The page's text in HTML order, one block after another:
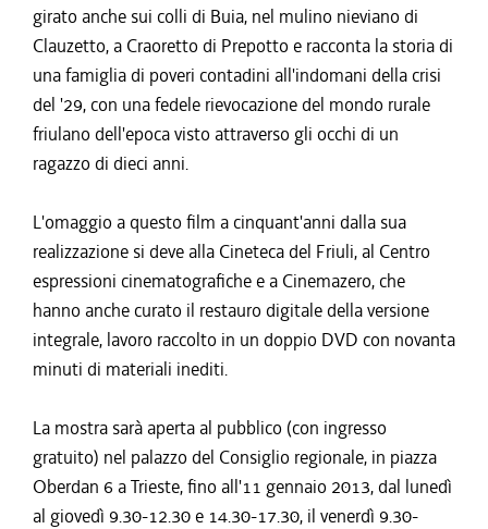
girato anche sui colli di Buia, nel mulino nieviano di
Clauzetto, a Craoretto di Prepotto e racconta la storia di
una famiglia di poveri contadini all'indomani della crisi
del '29, con una fedele rievocazione del mondo rurale
friulano dell'epoca visto attraverso gli occhi di un
ragazzo di dieci anni.
L'omaggio a questo film a cinquant'anni dalla sua
realizzazione si deve alla Cineteca del Friuli, al Centro
espressioni cinematografiche e a Cinemazero, che
hanno anche curato il restauro digitale della versione
integrale, lavoro raccolto in un doppio DVD con novanta
minuti di materiali inediti.
La mostra sarà aperta al pubblico (con ingresso
gratuito) nel palazzo del Consiglio regionale, in piazza
Oberdan 6 a Trieste, fino all'11 gennaio 2013, dal lunedì
al giovedì 9.30-12.30 e 14.30-17.30, il venerdì 9.30-